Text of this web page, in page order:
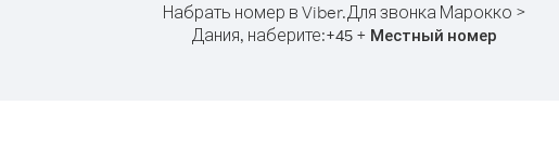
Набрать номер в Viber.Для звонка Марокко >
Дания, наберите:+45 + Местный номер